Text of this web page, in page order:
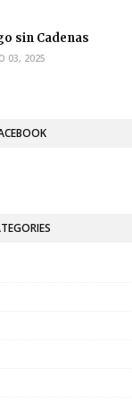
sin Cadenas
03, 2025